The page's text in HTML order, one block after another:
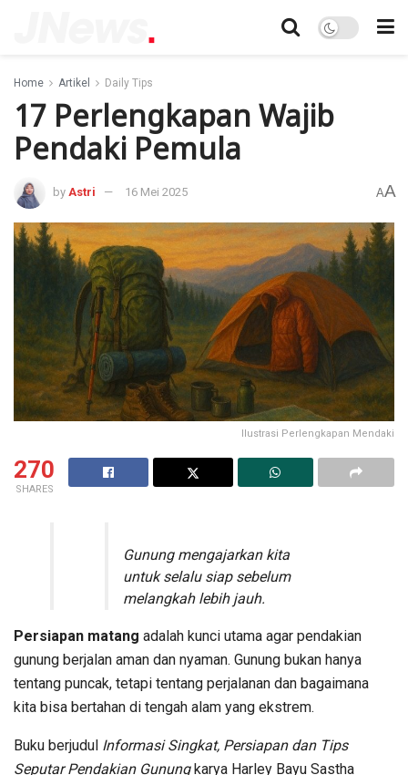
Home Artikel Daily Tips
17 Perlengkapan Wajib
Pendaki Pemula
by Astri 16 Mei 2025 AA
Ilustrasi Perlengkapan Mendaki
270
SHARES
Gunung mengajarkan kita
untuk selalu siap sebelum
melangkah lebih jauh.
Persiapan matang adalah kunci utama agar pendakian
gunung berjalan aman dan nyaman. Gunung bukan hanya
tentang puncak, tetapi tentang perjalanan dan bagaimana
kita bisa bertahan di tengah alam yang ekstrem.
Buku berjudul Informasi Singkat, Persiapan dan Tips
Seputar Pendakian Gunungkarya Harley Bayu Sastha